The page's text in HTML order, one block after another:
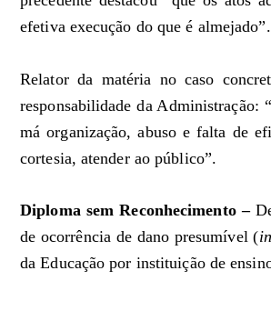
efetiva execução do que é almejado”.
Relator da matéria no caso
responsabilidade da Administração:
má organização, abuso e falta de
cortesia, atender ao público”.
Diploma sem Reconhecimento –
de ocorrência de dano presumível (
da Educação por instituição de